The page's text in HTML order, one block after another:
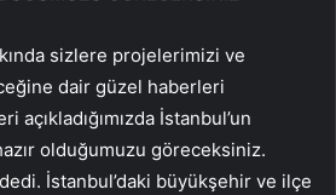
sizlere projelerimizi ve
dair güzel haberleri
açıkladığımızda İstanbul’un
olduğumuzu göreceksiniz.
dedi. İstanbul’daki büyükşehir ve ilçe